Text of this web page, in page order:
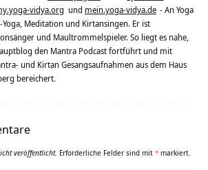
vidya.org und mein.yoga-vidya.de - An Yoga
Meditation und Kirtansingen. Er ist
und Maultrommelspieler. So liegt es nahe,
den Mantra Podcast fortführt und mit
und Kirtan Gesangsaufnahmen aus dem Haus
bereichert.
veröffentlicht. Erforderliche Felder sind mit * markiert.